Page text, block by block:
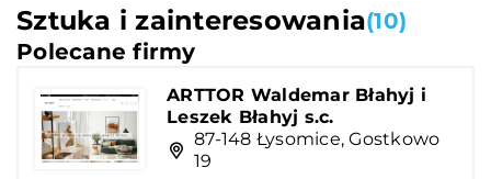
Sztuka i zainteresowania(10)
Polecane firmy
ARTTOR Waldemar Błahyj i
Leszek Błahyj s.c.
87-148 Łysomice, Gostkowo
19